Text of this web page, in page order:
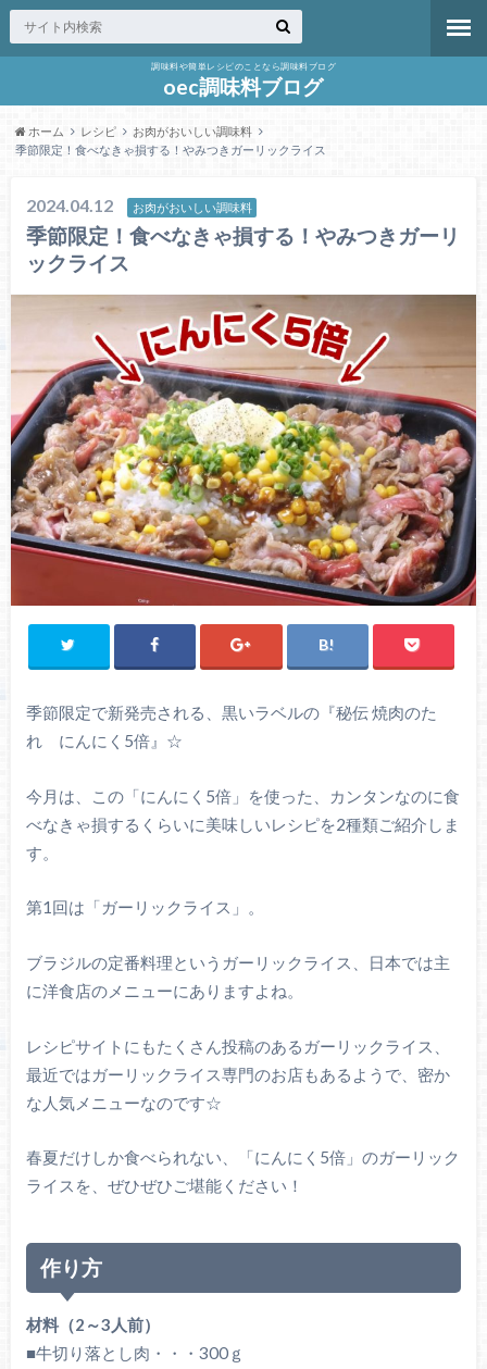
調味料や簡単レシピのことなら調味料ブログ
oec調味料ブログ
ホーム レシピ
お肉がおいしい調味料
季節限定！食べなきゃ損する！やみつきガーリックライス
2024.04.12 お肉がおいしい調味料
季節限定！食べなきゃ損する！やみつきガーリ
ックライス
季節限定で新発売される、黒いラベルの『秘伝 焼肉のた
れ にんにく5倍』☆
今月は、この「にんにく5倍」を使った、カンタンなのに食
べなきゃ損するくらいに美味しいレシピを2種類ご紹介しま
す。
第1回は「ガーリックライス」。
ブラジルの定番料理というガーリックライス、日本では主
に洋食店のメニューにありますよね。
レシピサイトにもたくさん投稿のあるガーリックライス、
最近ではガーリックライス専門のお店もあるようで、密か
な人気メニューなのです☆
春夏だけしか食べられない、「にんにく5倍」のガーリック
ライスを、ぜひぜひご堪能ください！
作り方
材料（2～3人前）
■牛切り落とし肉・・・300ｇ